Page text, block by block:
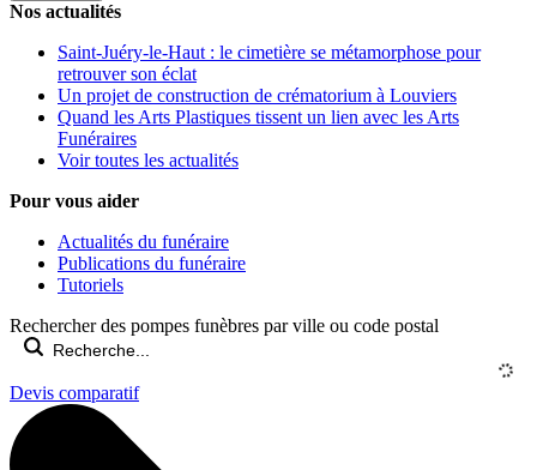
Nos actualités
Saint-Juéry-le-Haut : le cimetière se métamorphose pour
retrouver son éclat
Un projet de construction de crématorium à Louviers
Quand les Arts Plastiques tissent un lien avec les Arts
Funéraires
Voir toutes les actualités
Pour vous aider
Actualités du funéraire
Publications du funéraire
Tutoriels
Rechercher des pompes funèbres par ville ou code postal
Devis comparatif